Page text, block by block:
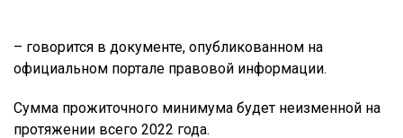
– говорится в документе, опубликованном на
официальном портале правовой информации.
Сумма прожиточного минимума будет неизменной на
протяжении всего 2022 года.